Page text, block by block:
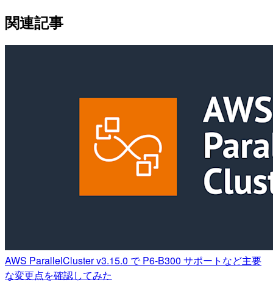
関連記事
AWS ParallelCluster v3.15.0 で P6-B300 サポートなど主要
な変更点を確認してみた